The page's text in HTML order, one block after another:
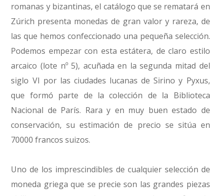
romanas y bizantinas, el catálogo que se rematará en
Zúrich presenta monedas de gran valor y rareza, de
las que hemos confeccionado una pequeña selección.
Podemos empezar con esta estátera, de claro estilo
arcaico (lote nº 5), acuñada en la segunda mitad del
siglo VI por las ciudades lucanas de Sirino y Pyxus,
que formó parte de la colección de la Biblioteca
Nacional de París. Rara y en muy buen estado de
conservación, su estimación de precio se sitúa en
70000 francos suizos.
Uno de los imprescindibles de cualquier selección de
moneda griega que se precie son las grandes piezas